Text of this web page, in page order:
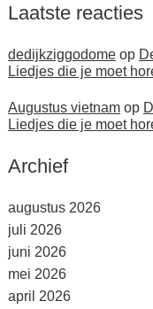
Laatste reacties
dedijkziggodomeop
Liedjes die je moet
Augustus vietnamop
Liedjes die je moet
Archief
augustus 2026
juli 2026
juni 2026
mei 2026
april 2026